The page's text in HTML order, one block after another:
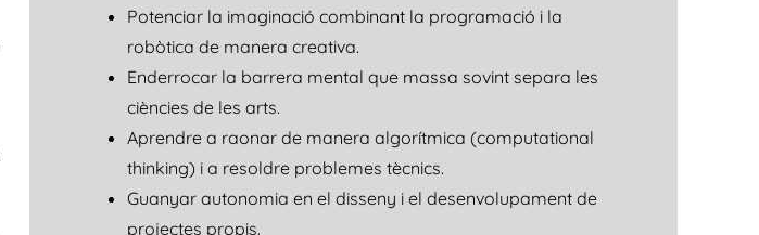
Potenciar la imaginació combinant la programació i la
robòtica de manera creativa.
Enderrocar la barrera mental que massa sovint separa les
ciències de les arts.
Aprendre a raonar de manera algorítmica (computational
thinking) i a resoldre problemes tècnics.
Guanyar autonomia en el disseny i el desenvolupament de
projectes propis.